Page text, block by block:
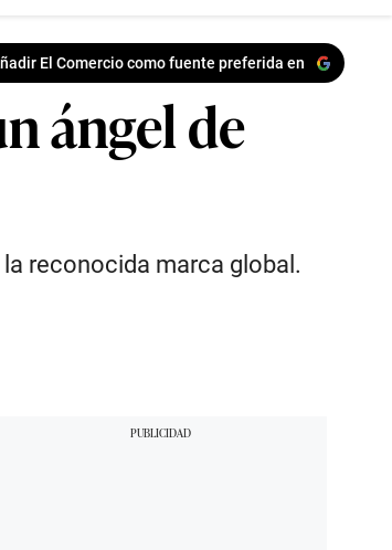
El Comercio como fuente preferida en
ángel de
reconocida marca global.